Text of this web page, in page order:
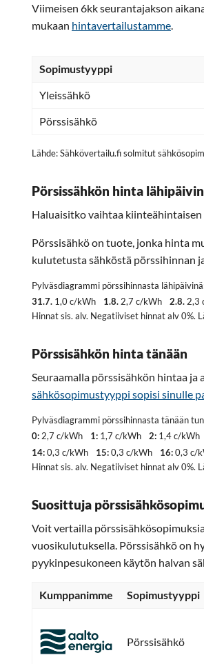
Viimeisen 6kk seurantajakson
mukaan hintavertailustamme
Sopimustyyppi
Yleissähkö
Pörssisähkö
Lähde: Sähkövertailu.fi solmitut
Pörsissähkön hinta
Haluaisitko vaihtaa
Pörssisähkö on tuote, jonka hinta
kulutetusta sähköstä pörssihinnan
Pylväsdiagrammi pörssihinnasta
31.7. 1,0 c/kWh 1.8. 2,7 c/kWh 2.8. 2,3
Hinnat sis. alv. Negatiiviset hinnat alv 0%.
Pörssisähkön hinta tänään
Seuraamalla pörssisähkön hintaa
sähkösopimustyyppi sopisi sinulle
Pylväsdiagrammi pörssihinnasta tänään
0: 2,7 c/kWh 1: 1,7 c/kWh 2: 1,4 c/kWh
14:0,3 c/kWh 15:0,3 c/kWh 16:0,3 c/
Hinnat sis. alv. Negatiiviset hinnat alv 0%.
Suosittuja
Voit vertailla
vuosikulutuksella. Pörssisähkö on
pyykinpesukoneen käytön halvan
Kumppanimme Sopimustyyppi
Pörssisähkö